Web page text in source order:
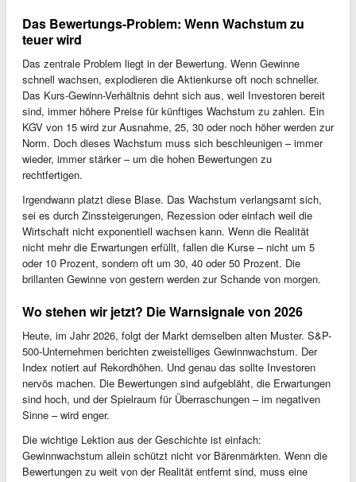
Das Bewertungs-Problem: Wenn Wachstum zu
teuer wird
Das zentrale Problem liegt in der Bewertung. Wenn Gewinne
schnell wachsen, explodieren die Aktienkurse oft noch schneller.
Das Kurs-Gewinn-Verhältnis dehnt sich aus, weil Investoren bereit
sind, immer höhere Preise für künftiges Wachstum zu zahlen. Ein
KGV von 15 wird zur Ausnahme, 25, 30 oder noch höher werden zur
Norm. Doch dieses Wachstum muss sich beschleunigen – immer
wieder, immer stärker – um die hohen Bewertungen zu
rechtfertigen.
Irgendwann platzt diese Blase. Das Wachstum verlangsamt sich,
sei es durch Zinssteigerungen, Rezession oder einfach weil die
Wirtschaft nicht exponentiell wachsen kann. Wenn die Realität
nicht mehr die Erwartungen erfüllt, fallen die Kurse – nicht um 5
oder 10 Prozent, sondern oft um 30, 40 oder 50 Prozent. Die
brillanten Gewinne von gestern werden zur Schande von morgen.
Wo stehen wir jetzt? Die Warnsignale von 2026
Heute, im Jahr 2026, folgt der Markt demselben alten Muster. S&P-
500-Unternehmen berichten zweistelliges Gewinnwachstum. Der
Index notiert auf Rekordhöhen. Und genau das sollte Investoren
nervös machen. Die Bewertungen sind aufgebläht, die Erwartungen
sind hoch, und der Spielraum für Überraschungen – im negativen
Sinne – wird enger.
Die wichtige Lektion aus der Geschichte ist einfach:
Gewinnwachstum allein schützt nicht vor Bärenmärkten. Wenn die
Bewertungen zu weit von der Realität entfernt sind, muss eine